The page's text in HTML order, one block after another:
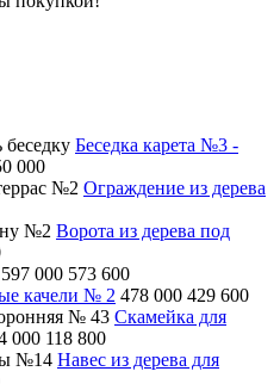
Беседка карета №3 -
000
Ограждение из дерева
Ворота из дерева под
597 000 573 600
качели № 2 478 000 429 600
Скамейка для
000 118 800
Навес из дерева для